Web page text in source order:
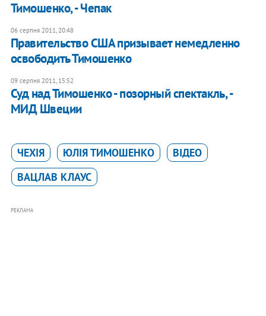
Тимошенко, - Чепак
06 серпня 2011, 20:48
Правительство США призывает немедленно
освободить Тимошенко
09 серпня 2011, 15:52
Суд над Тимошенко - позорный спектакль, -
МИД Швеции
ЧЕХІЯ ЮЛІЯ ТИМОШЕНКО
ВІДЕО
ВАЦЛАВ КЛАУС
РЕКЛАМА